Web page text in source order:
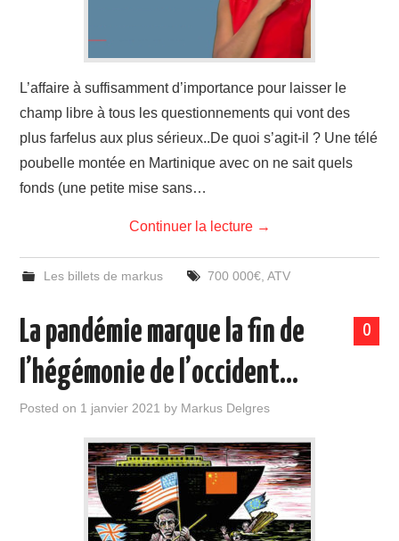
L’affaire à suffisamment d’importance pour laisser le
champ libre à tous les questionnements qui vont des
plus farfelus aux plus sérieux..De quoi s’agit-il ? Une télé
poubelle montée en Martinique avec on ne sait quels
fonds (une petite mise sans…
Continuer la lecture →
Les billets de markus 700 000€, ATV
0
La pandémie marque la fin de
l’hégémonie de l’occident…
Posted on 1 janvier 2021 by Markus Delgres